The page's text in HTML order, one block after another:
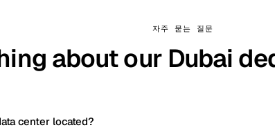
자주 묻는 질문
about our Dubai
center located?